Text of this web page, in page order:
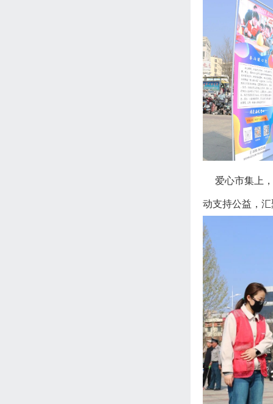
爱心市集上，
动支持公益，汇